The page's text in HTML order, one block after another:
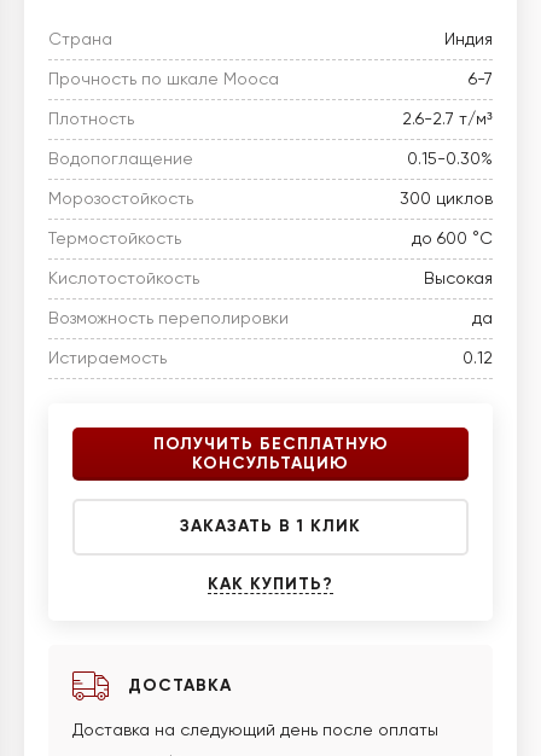
Страна Индия
Прочность по шкале Мооса 6-7
Плотность 2.6-2.7 т/м³
Водопоглащение 0.15-0.30%
Морозостойкость 300 циклов
Термостойкость до 600 °C
Кислотостойкость Высокая
Возможность переполировки да
Истираемость 0.12
ПОЛУЧИТЬ БЕСПЛАТНУЮ
КОНСУЛЬТАЦИЮ
ЗАКАЗАТЬ В 1 КЛИК
КАК КУПИТЬ?
ДОСТАВКА
Доставка на следующий день после оплаты